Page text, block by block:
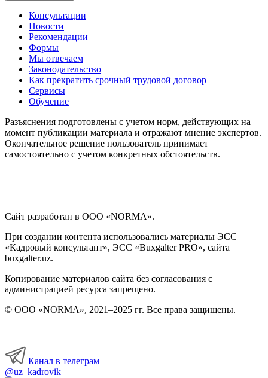
Консультации
Новости
Рекомендации
Формы
Мы отвечаем
Законодательство
Как прекратить срочный трудовой договор
Сервисы
Обучение
Разъяснения подготовлены с учетом норм, действующих на
момент публикации материала и отражают мнение экспертов.
Окончательное решение пользователь принимает
самостоятельно с учетом конкретных обстоятельств.
Сайт разработан в ООО «NORMA».
При создании контента использовались материалы ЭСС
«Кадровый консультант», ЭСС «Buxgalter PRO», сайта
buxgalter.uz.
Копирование материалов сайта без согласования с
администрацией ресурса запрещено.
© ООО «NORMA», 2021–2025 гг. Все права защищены.
Канал в телеграм
@uz_kadrovik